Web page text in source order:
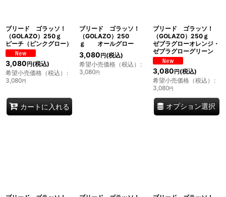
ブリード ゴラッソ！
（GOLAZO）250ｇ
ピーチ（ピンクグロー）
3,080 円 (税込)
希望小売価格（税込） :
3,080円
カートに入れる
ブリード ゴラッソ！
（GOLAZO）250
ｇ オールグロー
3,080 円(税込)
希望小売価格（税込） :
3,080円
ブリード ゴラッソ！
（GOLAZO）250ｇ
ゼブラグローオレンジ・
ゼブラグローグリーン
3,080 円(税込)
希望小売価格（税込） :
3,080円
オプション選択